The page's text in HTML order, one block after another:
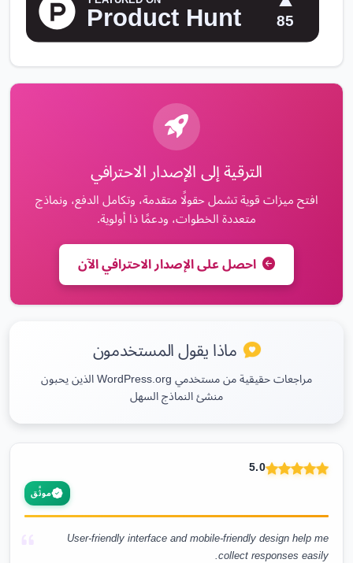
الترقية إلى الإصدار الاحترافي
افتح ميزات قوية تشمل حقولًا متقدمة، وتكامل الدفع، ونماذج
متعددة الخطوات، ودعمًا ذا أولوية.
احصل على الإصدار الاحترافي الآن
ماذا يقول المستخدمون
مراجعات حقيقية من مستخدمي WordPress.org الذين يحبون
منشئ النماذج السهل
5.0
موثَّق
User-friendly interface and mobile-friendly design help me
collect responses easily.